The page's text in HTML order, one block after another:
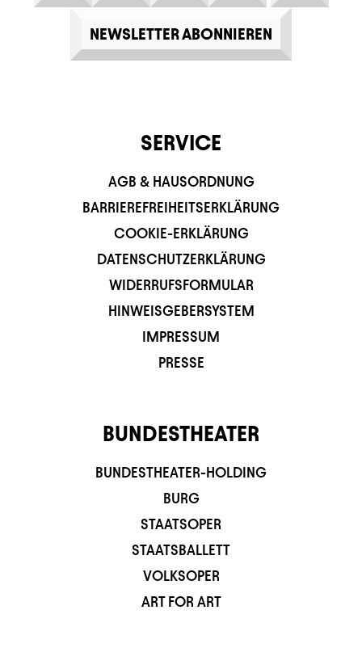
NEWSLETTER ABONNIEREN
SERVICE
AGB & HAUSORDNUNG
BARRIEREFREIHEITSERKLÄRUNG
COOKIE-ERKLÄRUNG
DATENSCHUTZERKLÄRUNG
WIDERRUFSFORMULAR
HINWEISGEBERSYSTEM
IMPRESSUM
PRESSE
BUNDESTHEATER
BUNDESTHEATER-HOLDING
BURG
STAATSOPER
STAATSBALLETT
VOLKSOPER
ART FOR ART